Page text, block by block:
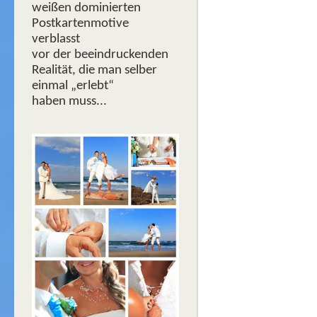
weißen dominierten
Postkartenmotive
verblasst
vor der beeindruckenden
Realität, die man selber
einmal „erlebt“
haben muss...